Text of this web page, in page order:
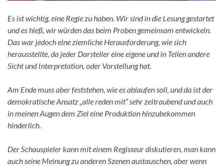
Es ist wichtig, eine Regie zu haben. Wir sind in die Lesung gestartet
und es hieß, wir würden das beim Proben gemeinsam entwickeln.
Das war jedoch eine ziemliche Herausforderung, wie sich
herausstellte, da jeder Darsteller eine eigene und in Teilen andere
Sicht und Interpretation, oder Vorstellung hat.
Am Ende muss aber feststehen, wie es ablaufen soll, und da ist der
demokratische Ansatz „alle reden mit“ sehr zeitraubend und auch
in meinen Augen dem Ziel eine Produktion hinzubekommen
hinderlich.
Der Schauspieler kann mit einem Regisseur diskutieren, man kann
auch seine Meinung zu anderen Szenen austauschen, aber wenn